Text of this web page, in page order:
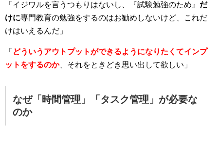
「イジワルを言うつもりはないし、『試験勉強のため』 だ
けに専門教育の勉強をするのはお勧めしないけど、これだ
けはいえるんだ」
「 どういうアウトプットができるようになりたくてインプ
ットをするのか、それをときどき思い出して欲しい」
なぜ「時間管理」「タスク管理」が必要な
のか